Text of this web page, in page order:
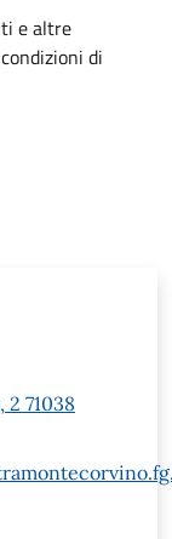
e altre
di
71038